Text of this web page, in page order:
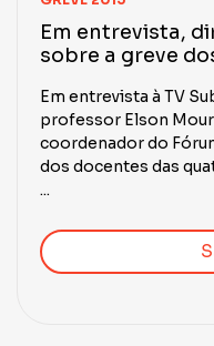
Em entrevista,
sobre a greve
Em entrevista à TV
professor Elson
coordenador do
dos docentes das
...